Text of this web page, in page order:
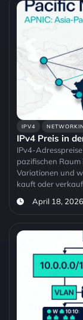
IPV4
IPv4 Preis in
IPv4-
pazifischen
Variationen und
kauft oder
April 18, 2026